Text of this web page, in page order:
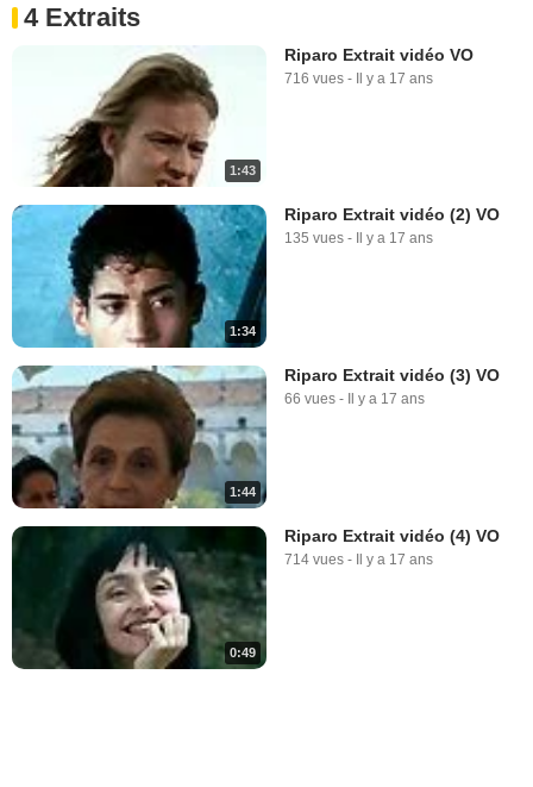
4 Extraits
1:43
Riparo Extrait vidéo VO
716 vues - Il y a 17 ans
1:34
Riparo Extrait vidéo (2) VO
135 vues - Il y a 17 ans
1:44
Riparo Extrait vidéo (3) VO
66 vues - Il y a 17 ans
0:49
Riparo Extrait vidéo (4) VO
714 vues - Il y a 17 ans